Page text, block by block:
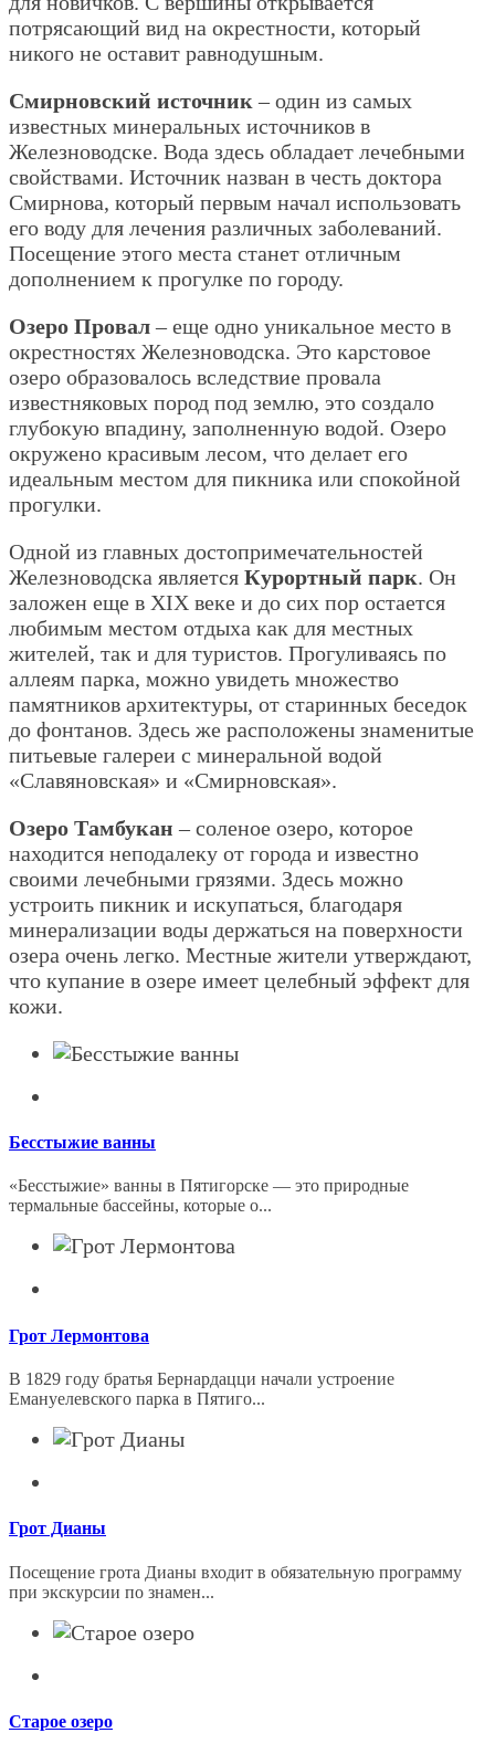
потрясающий вид на окрестности, который
никого не оставит равнодушным.
Смирновский источник – один из самых
известных минеральных источников в
Железноводске. Вода здесь обладает лечебными
свойствами. Источник назван в честь доктора
Смирнова, который первым начал использовать
его воду для лечения различных заболеваний.
Посещение этого места станет отличным
дополнением к прогулке по городу.
Озеро Провал– еще одно уникальное место в
окрестностях Железноводска. Это карстовое
озеро образовалось вследствие провала
известняковых пород под землю, это создало
глубокую впадину, заполненную водой. Озеро
окружено красивым лесом, что делает его
идеальным местом для пикника или спокойной
прогулки.
Одной из главных достопримечательностей
Железноводска является Курортный парк. Он
заложен еще в XIX веке и до сих пор остается
любимым местом отдыха как для местных
жителей, так и для туристов. Прогуливаясь по
аллеям парка, можно увидеть множество
памятников архитектуры, от старинных беседок
до фонтанов. Здесь же расположены знаменитые
питьевые галереи с минеральной водой
«Славяновская» и «Смирновская».
Озеро Тамбукан – соленое озеро, которое
находится неподалеку от города и известно
своими лечебными грязями. Здесь можно
устроить пикник и искупаться, благодаря
минерализации воды держаться на поверхности
озера очень легко. Местные жители утверждают,
что купание в озере имеет целебный эффект для
кожи.
Бесстыжие ванны
«Бесстыжие» ванны в Пятигорске — это природные
термальные бассейны, которые о...
Грот Лермонтова
В 1829 году братья Бернардацци начали устроение
Емануелевского парка в Пятиго...
Грот Дианы
Посещение грота Дианы входит в обязательную программу
при экскурсии по знамен...
Старое озеро